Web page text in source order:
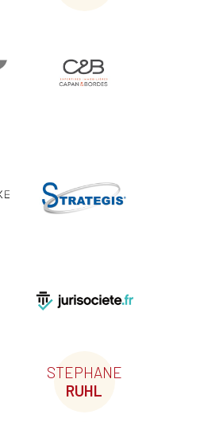
STEPHANE
RUHL